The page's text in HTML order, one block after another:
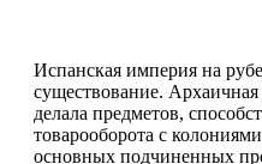
Испанская империя на
существование.
делала предметов,
товарооборота с
основных подчиненных